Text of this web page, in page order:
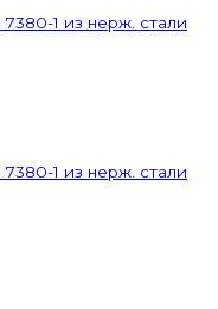
1 из нерж. стали
1 из нерж. стали